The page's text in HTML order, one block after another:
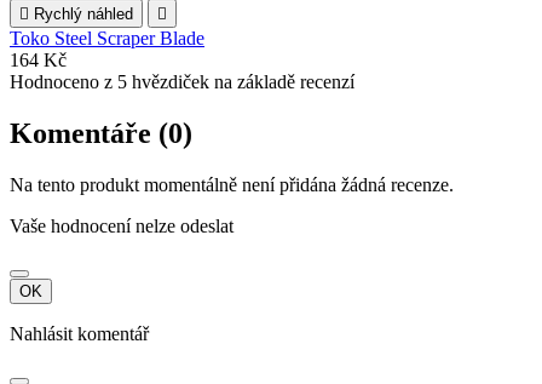
 Rychlý náhled 
Toko Steel Scraper Blade
164 Kč
Hodnoceno z 5 hvězdiček na základě recenzí
Komentáře (0)
Na tento produkt momentálně není přidána žádná recenze.
Vaše hodnocení nelze odeslat
OK
Nahlásit komentář